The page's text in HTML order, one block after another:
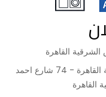
37 شارع احمد عصمت عين شمس الشرقية القاهرة - 74 شارع احمد